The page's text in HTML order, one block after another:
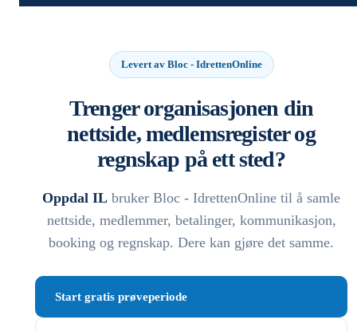
Levert av Bloc - IdrettenOnline
Trenger organisasjonen din
nettside, medlemsregister og
regnskap på ett sted?
Oppdal IL bruker Bloc - IdrettenOnline til å samle
nettside, medlemmer, betalinger, kommunikasjon,
booking og regnskap. Dere kan gjøre det samme.
Start gratis prøveperiode